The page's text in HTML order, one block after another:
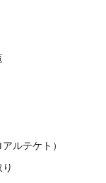
ルテケト）